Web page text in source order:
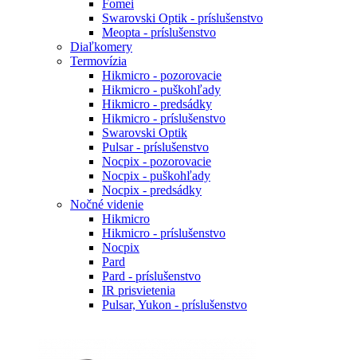
Fomei
Swarovski Optik - príslušenstvo
Meopta - príslušenstvo
Diaľkomery
Termovízia
Hikmicro - pozorovacie
Hikmicro - puškohľady
Hikmicro - predsádky
Hikmicro - príslušenstvo
Swarovski Optik
Pulsar - príslušenstvo
Nocpix - pozorovacie
Nocpix - puškohľady
Nocpix - predsádky
Nočné videnie
Hikmicro
Hikmicro - príslušenstvo
Nocpix
Pard
Pard - príslušenstvo
IR prisvietenia
Pulsar, Yukon - príslušenstvo